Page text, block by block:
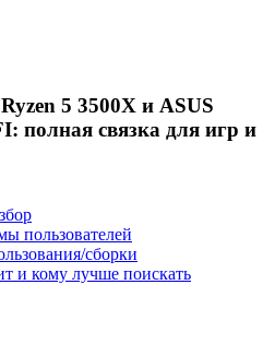
5 3500X и ASUS
полная связка для игр и
пользователей
сборки
и кому лучше поискать